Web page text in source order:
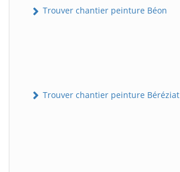
Trouver chantier peinture Béon
Trouver chantier peinture Béréziat